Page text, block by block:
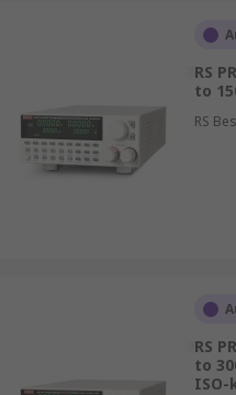
RS
to
RS
RS
to